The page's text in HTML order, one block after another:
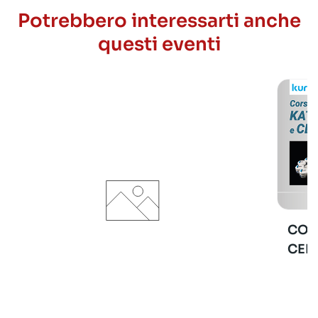
Potrebbero interessarti anche
questi eventi